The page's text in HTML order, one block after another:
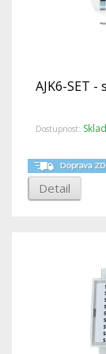
AJK6-SET
Dostupnost:
Detail